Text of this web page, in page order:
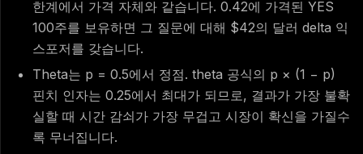
한계에서 가격 자체와 같습니다. 0.42에 가격된 YES
100주를 보유하면 그 질문에 대해 $42의 달러 delta 익
스포저를 갖습니다.
Theta는 p = 0.5에서 정점. theta 공식의 p × (1 − p)
핀치 인자는 0.25에서 최대가 되므로, 결과가 가장 불확
실할 때 시간 감쇠가 가장 무겁고 시장이 확신을 가질수
록 무너집니다.